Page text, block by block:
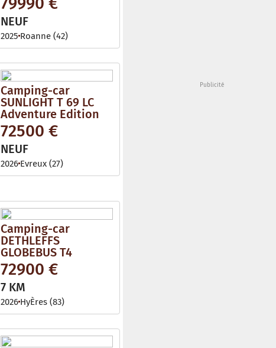
NEUF
2025 Roanne (42)
Camping-car
SUNLIGHT T 69 LC
Adventure Edition
72500 €
NEUF
2026 Evreux (27)
Camping-car
DETHLEFFS
GLOBEBUS T4
72900 €
7 KM
2026 HyÈres (83)